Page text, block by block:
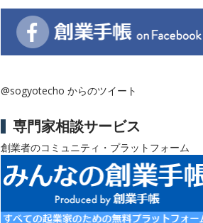
@sogyotecho からのツイート
専門家相談サービス
創業者のコミュニティ・プラットフォーム